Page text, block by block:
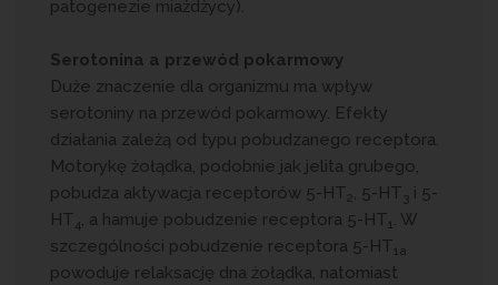
patogenezie miażdżycy).
Serotonina a przewód pokarmowy
Duże znaczenie dla organizmu ma wpływ
serotoniny na przewód pokarmowy. Efekty
działania zależą od typu pobudzanego receptora.
Motorykę żołądka, podobnie jak jelita grubego,
pobudza aktywacja receptorów 5-HT2, 5-HT 3 i 5-
HT4, a hamuje pobudzenie receptora 5-HT1. W
szczególności pobudzenie receptora 5-HT1a
powoduje relaksację dna żołądka, natomiast